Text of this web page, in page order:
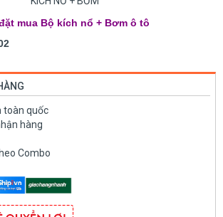
mua Bộ kích nổ + Bơm ô tô
toàn quốc
hàng
Combo